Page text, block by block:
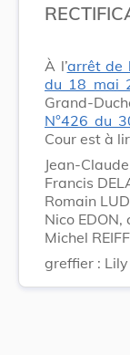
À l’arrêt de
du 18 mai
Grand-
N°426 du
Cour est à
Jean-
Francis
Romain
Nico EDON,
Michel
greffier :